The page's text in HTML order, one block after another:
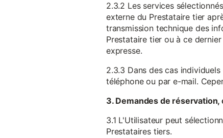
2.3.2 Les services
externe du Prestataire tier
transmission technique des
Prestataire tier ou à ce
expresse.
2.3.3 Dans des cas
téléphone ou par e-mail.
3. Demandes de
3.1 L'Utilisateur peut
Prestataires tiers.